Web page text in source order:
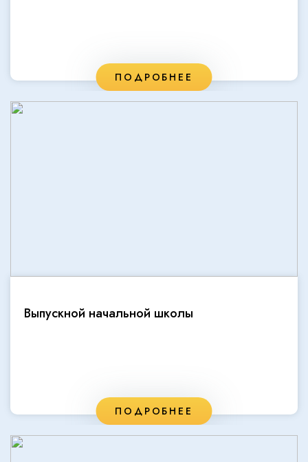
ПОДРОБНЕЕ
Выпускной начальной школы
ПОДРОБНЕЕ